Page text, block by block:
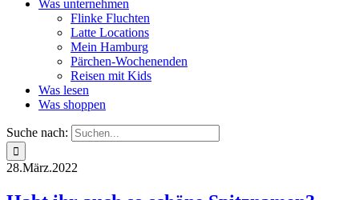
Was unternehmen
Flinke Fluchten
Latte Locations
Mein Hamburg
Pärchen-Wochenenden
Reisen mit Kids
Was lesen
Was shoppen
Suche nach:
28.März.2022